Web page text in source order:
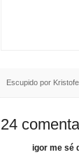
Escupido por
24
igor me sé